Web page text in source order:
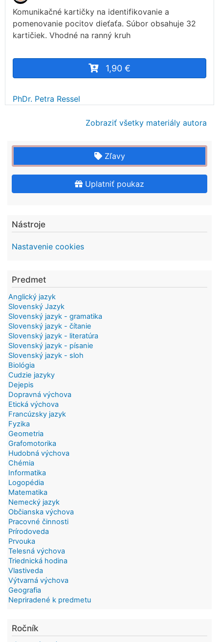
Komunikačné kartičky na identifikovanie a
pomenovanie pocitov dieťaťa. Súbor obsahuje 32
kartičiek. Vhodné na ranný kruh
1,90 €
PhDr. Petra Ressel
Zobraziť všetky materiály autora
Zľavy
Uplatniť poukaz
Nástroje
Nastavenie cookies
Predmet
Anglický jazyk
Slovenský Jazyk
Slovenský jazyk - gramatika
Slovenský jazyk - čítanie
Slovenský jazyk - literatúra
Slovenský jazyk - písanie
Slovenský jazyk - sloh
Biológia
Cudzie jazyky
Dejepis
Dopravná výchova
Etická výchova
Francúzsky jazyk
Fyzika
Geometria
Grafomotorika
Hudobná výchova
Chémia
Informatika
Logopédia
Matematika
Nemecký jazyk
Občianska výchova
Pracovné činnosti
Prírodoveda
Prvouka
Telesná výchova
Triednická hodina
Vlastiveda
Výtvarná výchova
Geografia
Nepriradené k predmetu
Ročník